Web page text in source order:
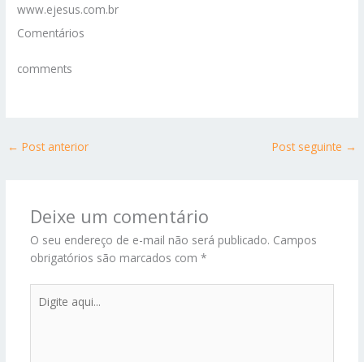
www.ejesus.com.br
Comentários
comments
← Post anterior Post seguinte →
Deixe um comentário
O seu endereço de e-mail não será publicado. Campos
obrigatórios são marcados com *
aqui...